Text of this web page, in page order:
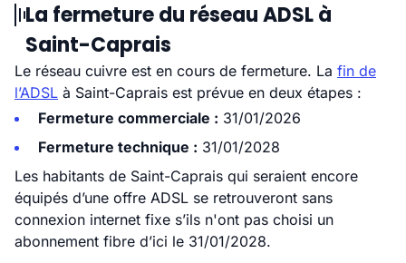
La fermeture du réseau ADSL à
Saint-Caprais
Le réseau cuivre est en cours de fermeture. La fin de
l’ADSL à Saint-Caprais est prévue en deux étapes :
Fermeture commerciale : 31/01/2026
Fermeture technique : 31/01/2028
Les habitants de Saint-Caprais qui seraient encore
équipés d’une offre ADSL se retrouveront sans
connexion internet fixe s’ils n'ont pas choisi un
abonnement fibre d’ici le 31/01/2028.